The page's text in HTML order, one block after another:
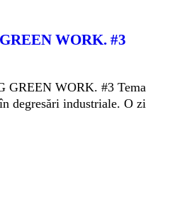
WORK. #3
GREEN WORK. #3 Tema
degresări industriale. O zi